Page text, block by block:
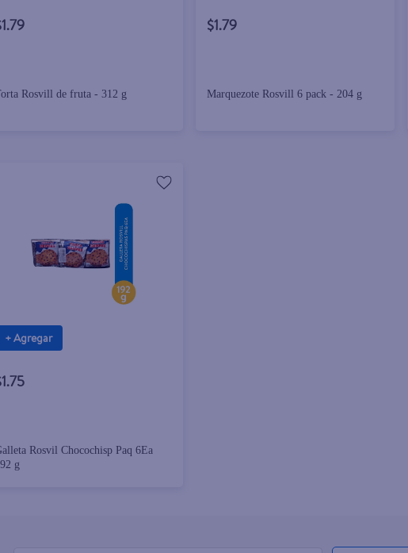
Rosvill de fruta - 312 g
$1.79
Marquezote Rosvill 6 pack - 204 g
+ Agregar
Rosvil Chocochisp Paq 6Ea
g